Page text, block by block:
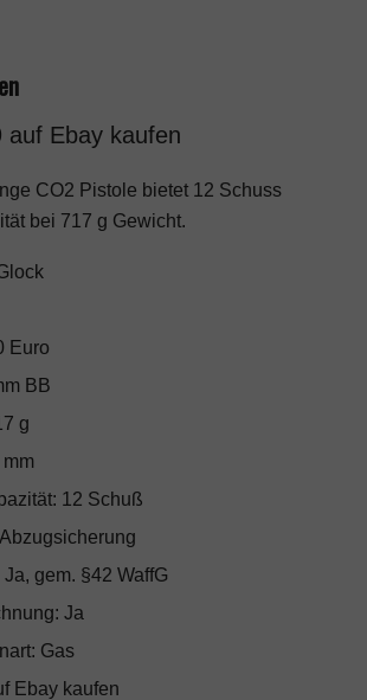
auf Ebay kaufen
CO2 Pistole bietet 12 Schuss
bei 717 g Gewicht.
Euro
BB
g
mm
12 Schuß
Ja, gem. §42 WaffG
Ja
Gas
Ebay kaufen